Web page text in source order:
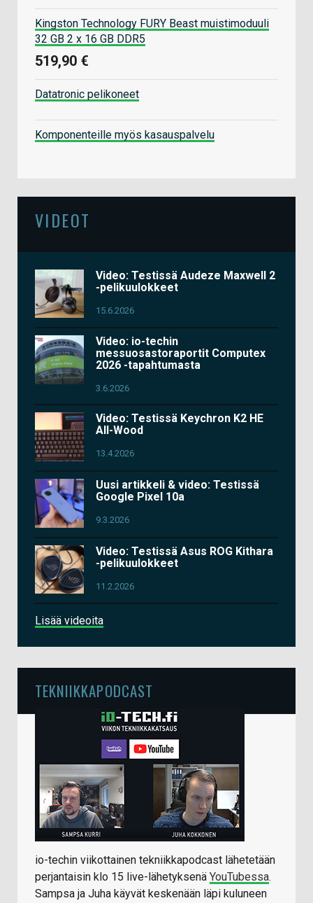
Kingston Technology FURY Beast muistimoduuli
32 GB 2 x 16 GB DDR5
519,90 €
Datatronic pelikoneet
Komponenteille myös kasauspalvelu
VIDEOT
Video: Testissä Audeze Maxwell 2
-pelikuulokkeet
15.6.2026
Video: io-techin
messuosastoraportit Computex
2026 -tapahtumasta
3.6.2026
Video: Testissä Keychron K2 HE
All-Wood
13.4.2026
Uusi artikkeli & video: Testissä
Google Pixel 10a
9.3.2026
Video: Testissä Asus ROG Kithara
-pelikuulokkeet
11.2.2026
Lisää videoita
TEKNIIKKAPODCAST
io-techin viikottainen tekniikkapodcast lähetetään
perjantaisin klo 15 live-lähetyksenä YouTubessa.
Sampsa ja Juha käyvät keskenään läpi kuluneen